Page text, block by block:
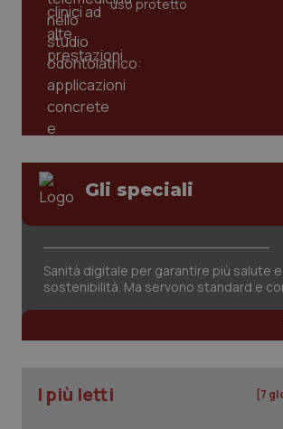
Vaccini uso protetto
Gli speciali
Sanità digitale per garantire più salute e
sostenibilità. Ma servono standard e
I più letti [7
CookieScriptConsent